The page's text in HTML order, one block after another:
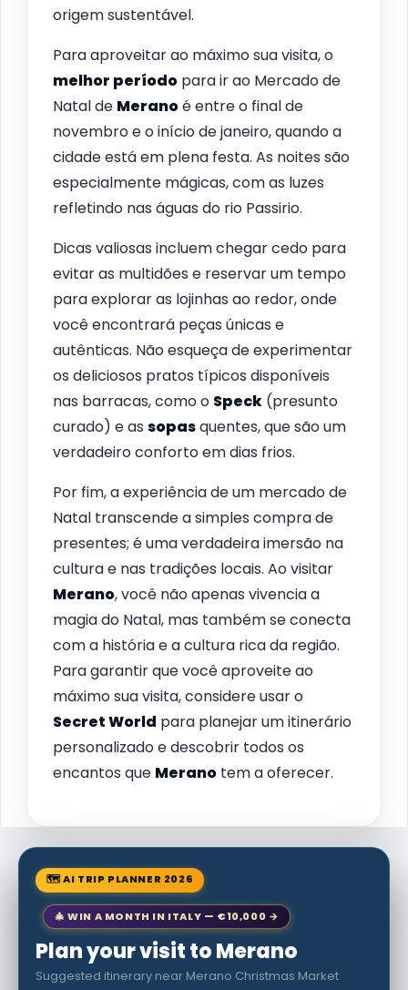
origem sustentável.
Para aproveitar ao máximo sua visita, o
melhor período para ir ao Mercado de
Natal de Meranoé entre o final de
novembro e o início de janeiro, quando a
cidade está em plena festa. As noites são
especialmente mágicas, com as luzes
refletindo nas águas do rio Passirio.
Dicas valiosas incluem chegar cedo para
evitar as multidões e reservar um tempo
para explorar as lojinhas ao redor, onde
você encontrará peças únicas e
autênticas. Não esqueça de experimentar
os deliciosos pratos típicos disponíveis
nas barracas, como o Speck (presunto
curado) e as sopasquentes, que são um
verdadeiro conforto em dias frios.
Por fim, a experiência de um mercado de
Natal transcende a simples compra de
presentes; é uma verdadeira imersão na
cultura e nas tradições locais. Ao visitar
Merano, você não apenas vivencia a
magia do Natal, mas também se conecta
com a história e a cultura rica da região.
Para garantir que você aproveite ao
máximo sua visita, considere usar o
Secret World para planejar um itinerário
personalizado e descobrir todos os
encantos que Merano tem a oferecer.
🗺 AI TRIP PLANNER 2026
🎄 WIN A MONTH IN ITALY — €10,000 →
Plan your visit to Merano
Suggested itinerary near Merano Christmas Market